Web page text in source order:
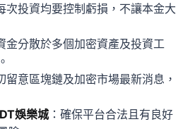
次投資均要控制虧損，不讓本金大
金分散於多個加密資產及投資工
留意區塊鏈及加密市場最新消息，
娛樂城：確保平台合法且有良好